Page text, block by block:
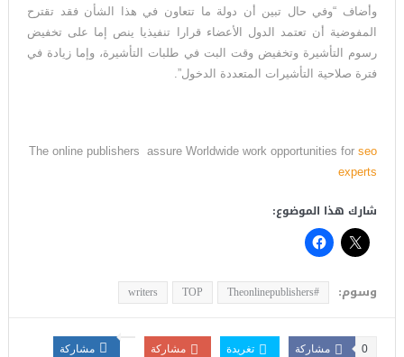
وأضاف “وفي حال تبين أن دولة ما تتعاون في هذا الشأن فقد تقترح
المفوضية أن تعتمد الدول الأعضاء قرارا تنفيذيا ينص إما على تخفيض
رسوم التأشيرة وتخفيض وقت البت في طلبات التأشيرة، وإما زيادة في
فترة صلاحية التأشيرات المتعددة الدخول”.
The online publishers assure Worldwide work opportunities forseo
experts
شارك هذا الموضوع:
وسوم: #Theonlinepublishers
TOP
writers
مشاركة 0 تغريدة مشاركة مشاركة